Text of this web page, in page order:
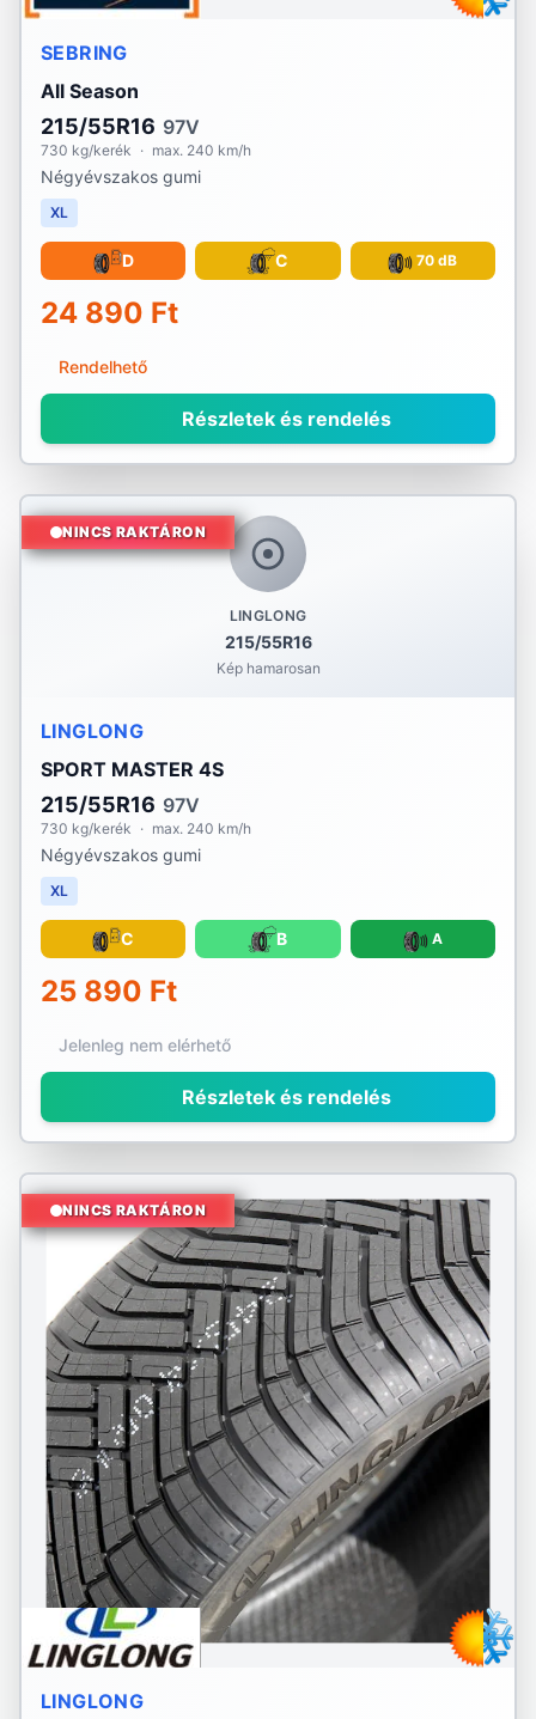
SEBRING
All Season
215/55R16 97V
730 kg/kerék · max. 240 km/h
Négyévszakos gumi
XL
D C 70 dB
24 890 Ft
Rendelhető
Részletek és rendelés
LINGLONG
215/55R16
Kép hamarosan
NINCS RAKTÁRON
LINGLONG
SPORT MASTER 4S
215/55R16 97V
730 kg/kerék · max. 240 km/h
Négyévszakos gumi
XL
C B A
25 890 Ft
Jelenleg nem elérhető
Részletek és rendelés
NINCS RAKTÁRON
LINGLONG